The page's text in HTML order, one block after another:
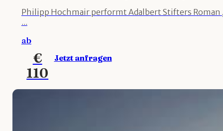
Philipp Hochmair performt Adalbert Stifters
...
ab
€
110
Jetzt anfragen